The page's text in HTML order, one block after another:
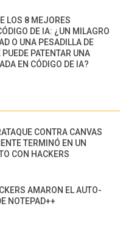
LOS 8 MEJORES
DE IA: ¿UN MILAGRO
O UNA PESADILLA DE
PATENTAR UNA
EN CÓDIGO DE IA?
CONTRA CANVAS
TERMINÓ EN UN
CON HACKERS
AMARON EL AUTO-
NOTEPAD++